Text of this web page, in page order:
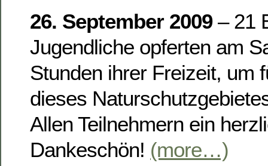
26. September 2009– 21
Jugendliche opferten am
Stunden ihrer Freizeit, um
dieses
Allen Teilnehmern ein
Dankeschön! (more…)